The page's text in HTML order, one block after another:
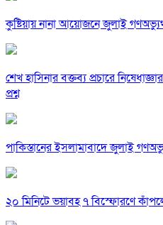
কুষ্টিয়ায় নানা আয়োজনে জুলাই
শেখ হাসিনার বক্তব্য প্রচারে
প্রশ্ন
পাকিস্তানের ইসলামাবাদে জুলাই
২০ মিনিটে ভয়াবহ ৭ বিস্ফোরণে